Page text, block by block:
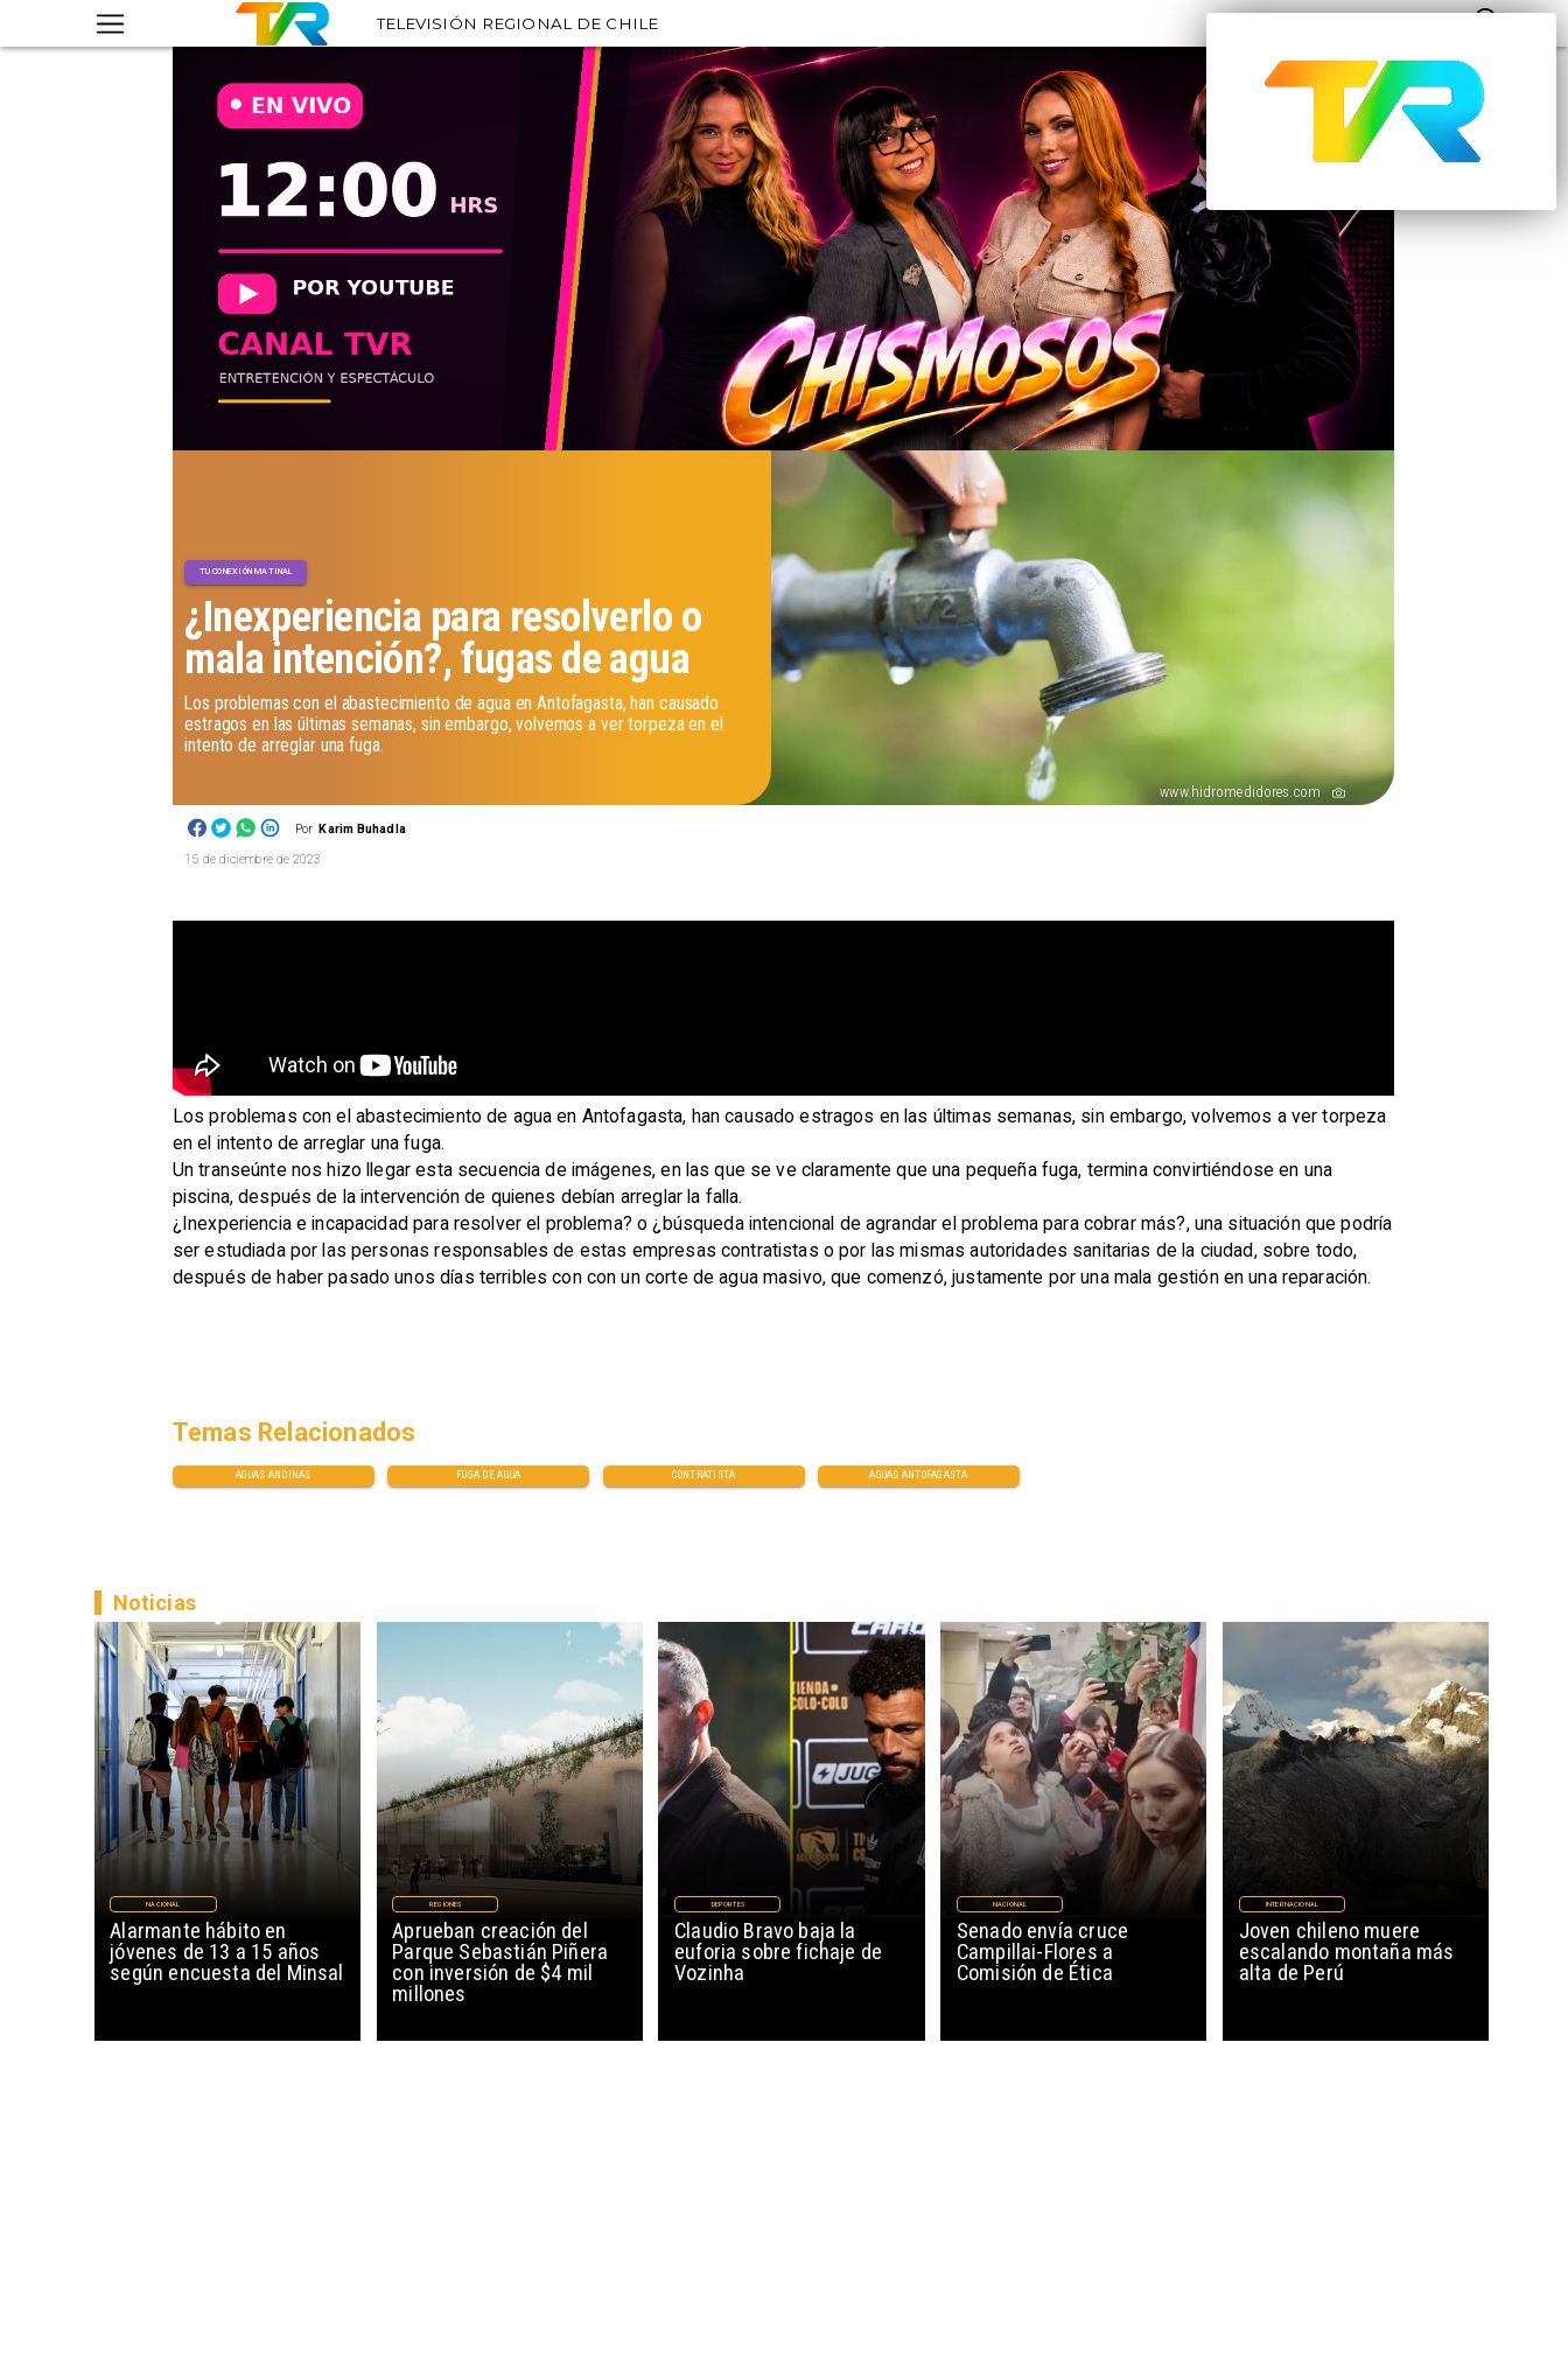
TELEVISIÓN REGIONAL DE CHILE
www.hidromedidores.com
Por Karim Buhadla
¿Inexperiencia para resolverlo o
mala intención?, fugas de agua
TU CONEXIÓN MATINAL
Los problemas con el abastecimiento de agua en Antofagasta, han causado
estragos en las últimas semanas, sin embargo, volvemos a ver torpeza en el
intento de arreglar una fuga.
15 de diciembre de 2023
​Los problemas con el abastecimiento de agua en Antofagasta, han causado estragos en las últimas semanas, sin embargo, volvemos a ver torpeza
en el intento de arreglar una fuga.
Un transeúnte nos hizo llegar esta secuencia de imágenes, en las que se ve claramente que una pequeña fuga, termina convirtiéndose en una
piscina, después de la intervención de quienes debían arreglar la falla.
¿Inexperiencia e incapacidad para resolver el problema? o ¿búsqueda intencional de agrandar el problema para cobrar más?, una situación que podría
ser estudiada por las personas responsables de estas empresas contratistas o por las mismas autoridades sanitarias de la ciudad, sobre todo,
después de haber pasado unos días terribles con con un corte de agua masivo, que comenzó, justamente por una mala gestión en una reparación.
AGUAS ANDINAS FUGA DE AGUA CONTRATISTA AGUAS ANTOFAGASTA
Temas Relacionados
Alarmante hábito en
jóvenes de 13 a 15 años
según encuesta del Minsal
NACIONAL
Noticias
Aprueban creación del
Parque Sebastián Piñera
con inversión de $4 mil
millones
REGIONES
Claudio Bravo baja la
euforia sobre fichaje de
Vozinha
DEPORTES
Senado envía cruce
Campillai-Flores a
Comisión de Ética
NACIONAL
Joven chileno muere
escalando montaña más
alta de Perú
INTERNACIONAL